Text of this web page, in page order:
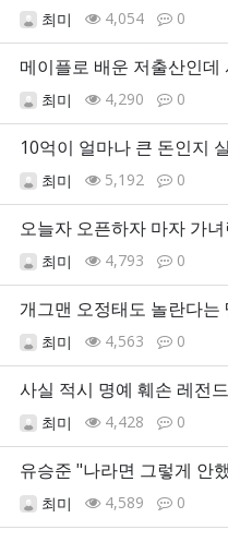
최미 4,054 0
메이플로 배운 저출산인데
최미 4,290 0
10억이 얼마나 큰 돈인지
최미 5,192 0
오늘자 오픈하자 마자 가
최미 4,793 0
개그맨 오정태도 놀란다는
최미 4,563 0
사실 적시 명예 훼손 레전
최미 4,428 0
유승준 "나라면 그렇게 안
최미 4,589 0